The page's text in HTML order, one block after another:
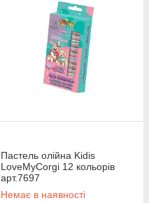
Пастель олійна Kidis
LoveMyCorgi 12 кольорів
арт.7697
Немає в наявності